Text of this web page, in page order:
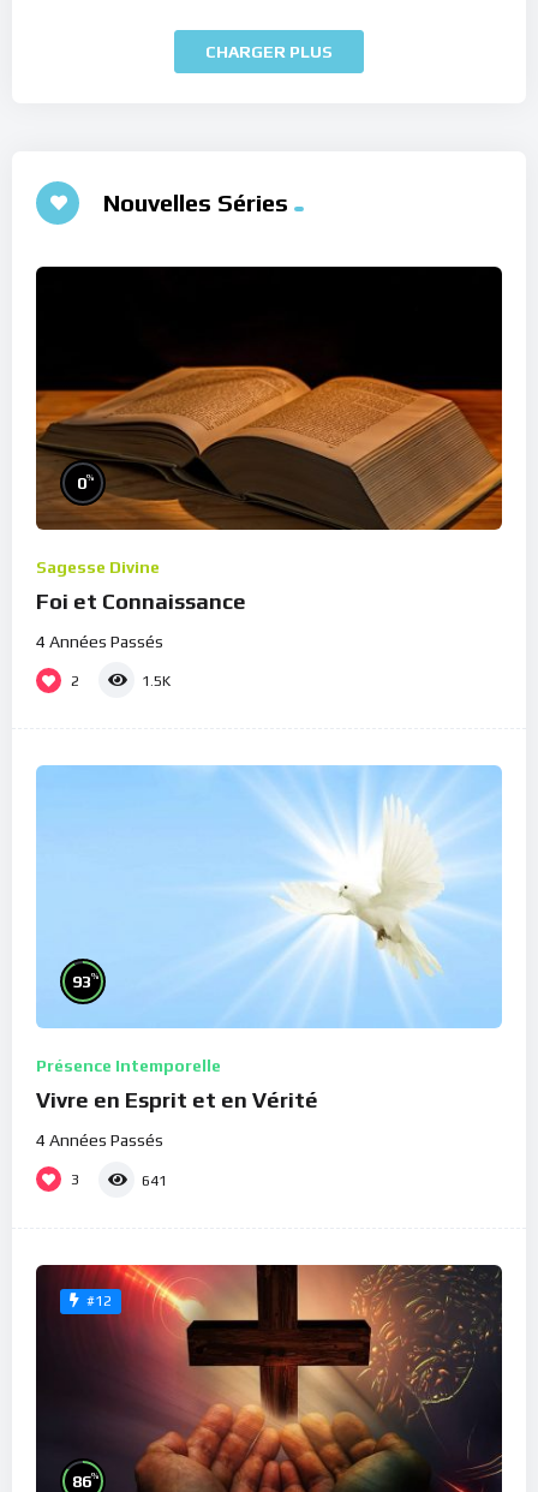
CHARGER PLUS
Nouvelles Séries
0%
Sagesse Divine
Foi et Connaissance
4 Années Passés
2 1.5K
93%
Présence Intemporelle
Vivre en Esprit et en Vérité
4 Années Passés
3 641
#12
86%